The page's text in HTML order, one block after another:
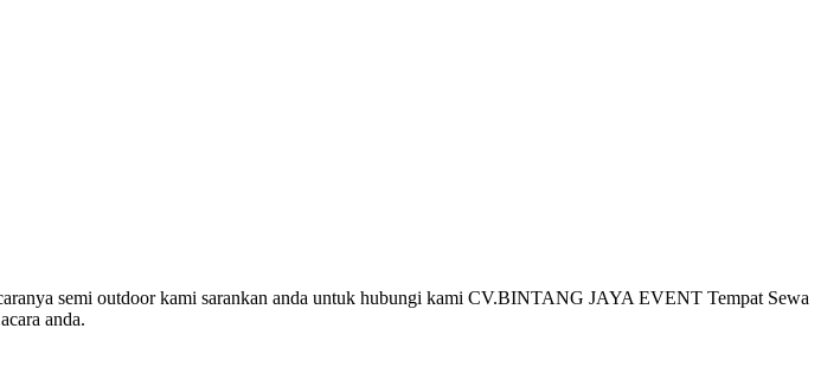
semi outdoor kami sarankan anda untuk hubungi kami CV.BINTANG JAYA EVENT Tempat Sewa
anda.